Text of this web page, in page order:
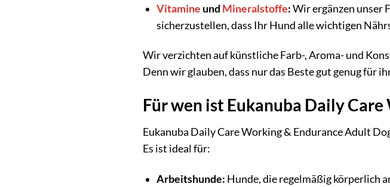
Vitamine und Mineralstoffe:Wir ergänzen unser
sicherzustellen, dass Ihr Hund alle wichtigen
Wir verzichten auf künstliche Farb-, Aroma- und
Denn wir glauben, dass nur das Beste gut genug für
Für wen ist Eukanuba Daily
Eukanuba Daily Care Working & Endurance Adult
Es ist ideal für:
Arbeitshunde: Hunde, die regelmäßig körperlich